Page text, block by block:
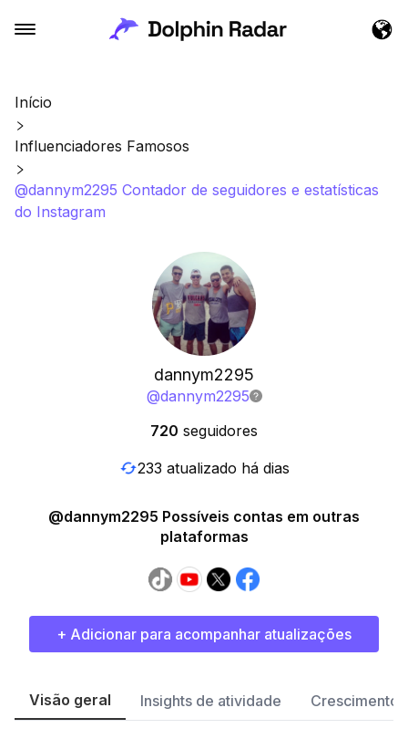
Início
Influenciadores Famosos
@dannym2295 Contador de seguidores e estatísticas
do Instagram
dannym2295
@dannym2295
720 seguidores
233 atualizado há dias
@dannym2295 Possíveis contas em outras
plataformas
+ Adicionar para acompanhar atualizações
Visão geral Insights de atividade Crescimento